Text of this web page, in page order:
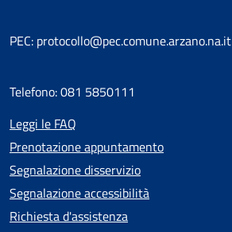
PEC: protocollo@pec.comune.arzano.na.it
Telefono: 081 5850111
Leggi le FAQ
Prenotazione appuntamento
Segnalazione disservizio
Segnalazione accessibilità
Richiesta d'assistenza